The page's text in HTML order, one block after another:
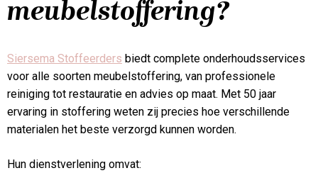
meubelstoffering?
Siersema Stoffeerders biedt complete onderhoudsservices
voor alle soorten meubelstoffering, van professionele
reiniging tot restauratie en advies op maat. Met 50 jaar
ervaring in stoffering weten zij precies hoe verschillende
materialen het beste verzorgd kunnen worden.
Hun dienstverlening omvat: